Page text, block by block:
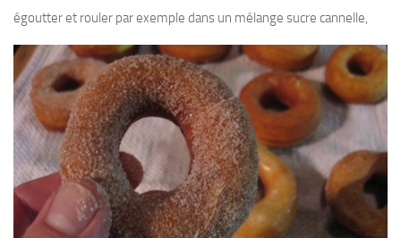
égoutter et rouler par exemple dans un mélange sucre cannelle,